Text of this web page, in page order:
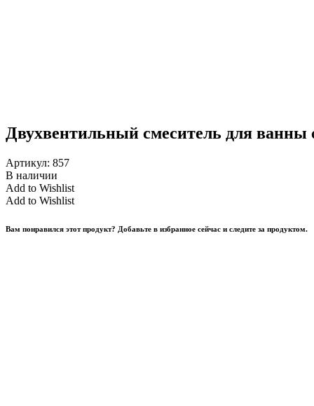
Двухвентильный смеситель для ванны
Артикул: 857
В наличии
Add to Wishlist
Add to Wishlist
Вам понравился этот продукт? Добавьте в избранное сейчас и следите за продуктом.